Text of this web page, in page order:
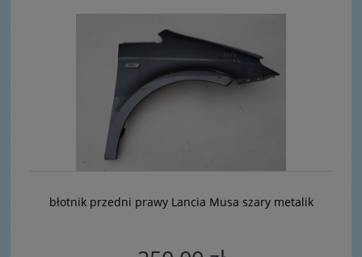
błotnik przedni prawy Lancia Musa szary metalik